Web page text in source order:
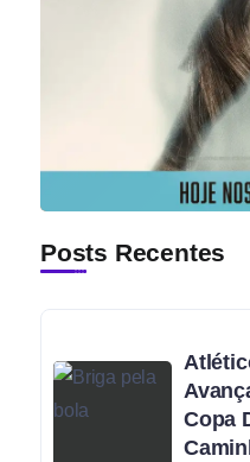
Posts Recentes
Copa